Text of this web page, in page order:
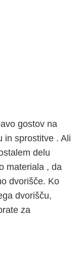
gostov na
in sprostitve . Ali
delu
materiala , da
dvorišče. Ko
dvorišču,
za